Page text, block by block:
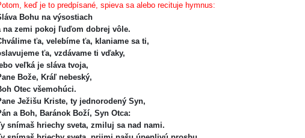
keď je to predpísané, spieva sa alebo recituje hymnus:
Bohu na výsostiach
na zemi pokoj ľuďom dobrej vôle.
ťa, velebíme ťa, klaniame sa ti,
ťa, vzdávame ti vďaky,
veľká je sláva tvoja,
Bože, Kráľ nebeský,
Otec všemohúci.
Ježišu Kriste, ty jednorodený Syn,
a Boh, Baránok Boží, Syn Otca:
snímaš hriechy sveta, zmiluj sa nad nami.